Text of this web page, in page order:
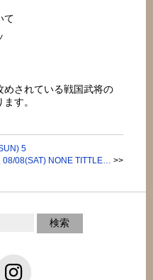
て
されている戦国武将の
す。
5
08/08(SAT) NONE TITTLE… >>